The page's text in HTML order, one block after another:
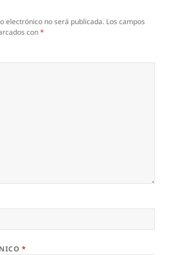
electrónico no será publicada. Los campos
con*
*